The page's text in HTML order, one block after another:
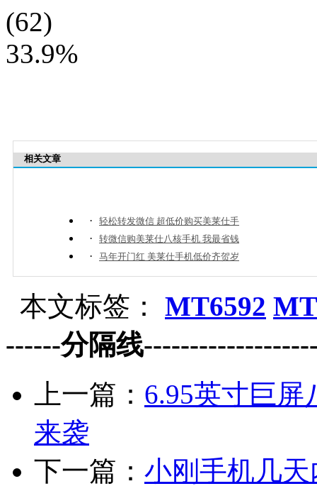
(62)
33.9%
相关文章
· 轻松转发微信 超低价购买美莱仕手
· 转微信购美莱仕八核手机 我最省钱
· 马年开门红 美莱仕手机低价齐贺岁
本文标签： MT6592
------分隔线
上一篇： 6.95英寸巨
来袭
下一篇： 小刚手机几